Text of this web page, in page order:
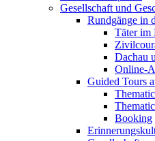
Gesellschaft und
Rundgänge in
Täter im
Dachau
Online-
Guided Tours
Booking